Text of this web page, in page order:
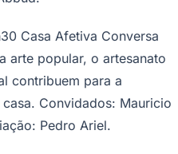
Casa Afetiva Conversa
arte popular, o artesanato
contribuem para a
Convidados: Mauricio
Pedro Ariel.